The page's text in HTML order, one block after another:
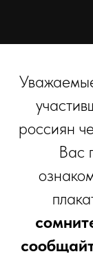
россиян
Вас